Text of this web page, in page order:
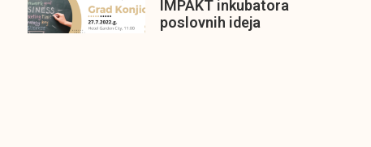
IMPAKT inkubatora
poslovnih ideja